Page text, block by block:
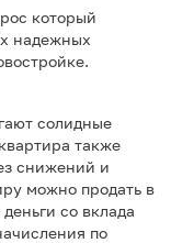
который
надежных
солидные
также
снижений и
можно продать в
со вклада
по